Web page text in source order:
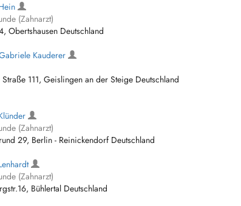
(Zahnarzt)
Obertshausen Deutschland
Kauderer
Straße 111, Geislingen an der Steige Deutschland
(Zahnarzt)
29, Berlin - Reinickendorf Deutschland
(Zahnarzt)
Bühlertal Deutschland